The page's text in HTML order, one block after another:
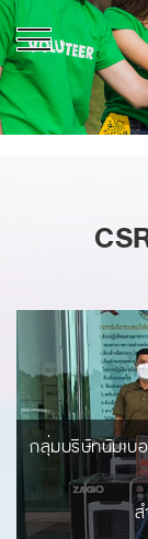
หน้าหลัก
เกี่ยวกับเรา
กิจกรรมเพื่อสังค
ติดต่อเรา
ไทย/อังกฤษ
กลุ่มบริษัทนัมเบ